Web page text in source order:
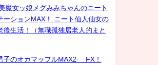
魔女ッ娘メグみみちゃんのニート
ーションMAX！ ニート仙人仙女の
後生活！（無職孤独居老人的まと
子のオカマッフルMAX2- FX！